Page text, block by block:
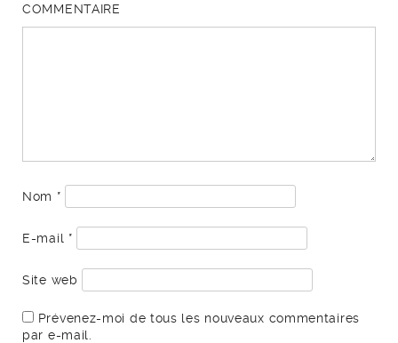
COMMENTAIRE
Nom *
E-mail *
Site web
Prévenez-moi de tous les nouveaux commentaires
par e-mail.